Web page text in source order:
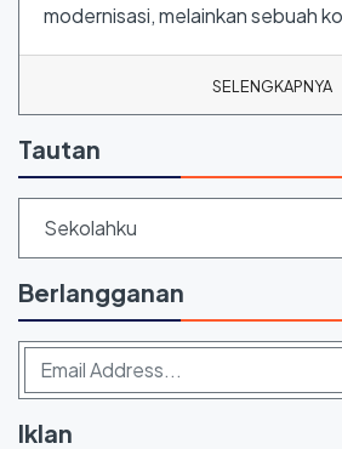
modernisasi, melainkan sebuah
SELENGKAPNYA
Tautan
Sekolahku
Berlangganan
Iklan